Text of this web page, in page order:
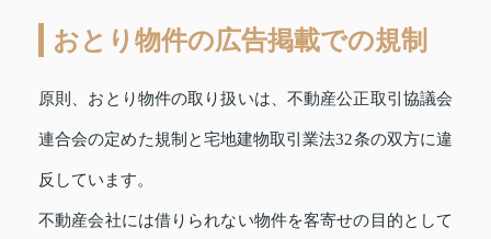
おとり物件の広告掲載での規制
原則、おとり物件の取り扱いは、不動産公正取引協議会
連合会の定めた規制と宅地建物取引業法32条の双方に違
反しています。
不動産会社には借りられない物件を客寄せの目的として